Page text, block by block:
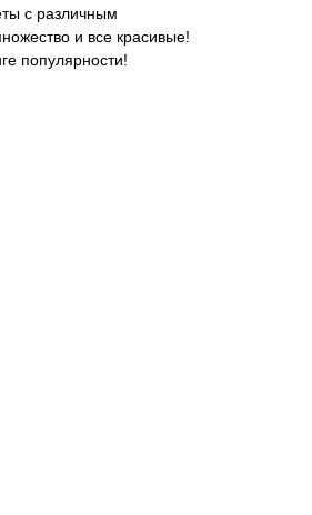
с различным
и все красивые!
популярности!